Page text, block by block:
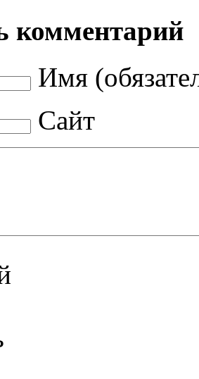
комментарий
Имя
Сайт